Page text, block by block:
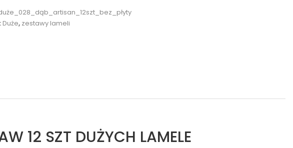
Duże, zestawy lameli
12 SZT DUŻYCH LAMELE